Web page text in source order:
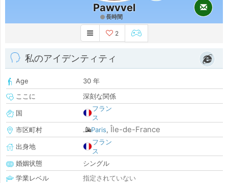
Pawvvel
長時間
2
私のアイデンティティ
Age
30 年
ここに
深刻な関係
国
フラン
ス
市区町村
Paris, Île-de-France
出身地
フラン
ス
婚姻状態
シングル
学業レベル
指定されていない